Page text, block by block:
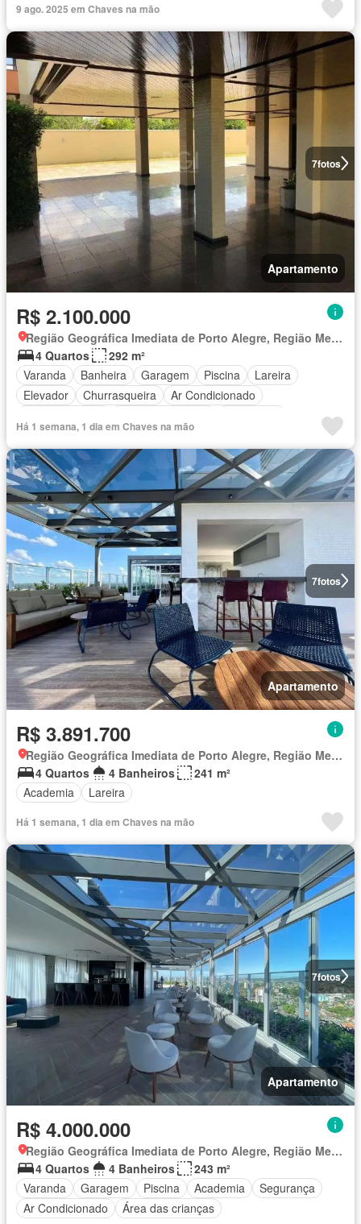
9 ago. 2025 em Chaves na mão
7fotos
Apartamento
R$ 2.100.000
Região Geográfica Imediata de Porto Alegre, Região Metropolitana de Porto Alegre
4 Quartos
292 m²
Varanda
Banheira Garagem Piscina
Lareira
Elevador
Churrasqueira
Ar Condicionado
Totalmente mobiliado
Há 1 semana, 1 dia em Chaves na mão
7fotos
Apartamento
R$ 3.891.700
Região Geográfica Imediata de Porto Alegre, Região Metropolitana de Porto Alegre
4 Quartos
4 Banheiros
241 m²
Academia
Lareira
Há 1 semana, 1 dia em Chaves na mão
7fotos
Apartamento
R$ 4.000.000
Região Geográfica Imediata de Porto Alegre, Região Metropolitana de Porto Alegre
4 Quartos
4 Banheiros
243 m²
Varanda
Garagem Piscina Academia
Segurança
Ar Condicionado
Área das crianças